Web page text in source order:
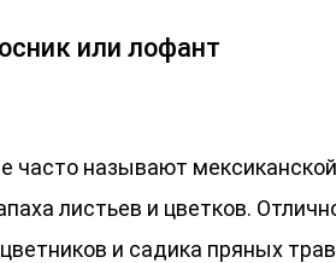
или лофант
часто называют
листьев и цветков.
и садика пряных